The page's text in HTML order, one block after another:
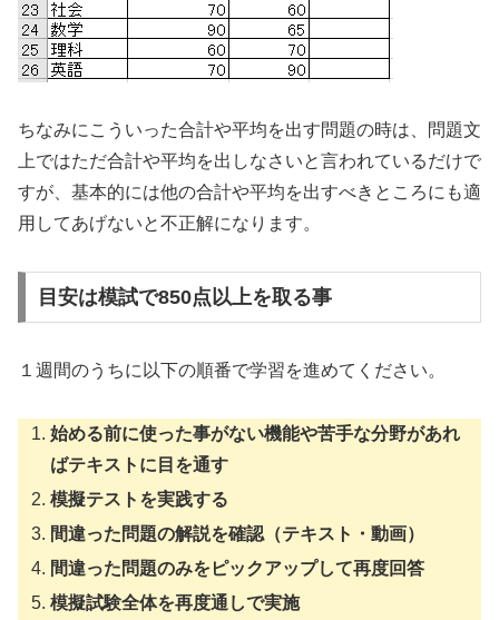
ちなみにこういった合計や平均を出す問題の時は、問題文
上ではただ合計や平均を出しなさいと言われているだけで
すが、基本的には他の合計や平均を出すべきところにも適
用してあげないと不正解になります。
目安は模試で850点以上を取る事
１週間のうちに以下の順番で学習を進めてください。
始める前に使った事がない機能や苦手な分野があれ
ばテキストに目を通す
模擬テストを実践する
間違った問題の解説を確認（テキスト・動画）
間違った問題のみをピックアップして再度回答
模擬試験全体を再度通しで実施